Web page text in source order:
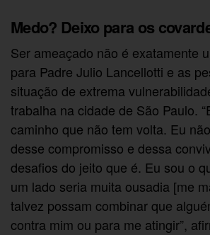
Medo? Deixo para os
Ser ameaçado não é exatamente
para Padre Julio Lancellotti e as
situação de extrema
trabalha na cidade de São Paulo.
caminho que não tem volta. Eu
desse compromisso e dessa
desafios do jeito que é. Eu sou o
um lado seria muita ousadia [me
talvez possam combinar que
contra mim ou para me atingir”,